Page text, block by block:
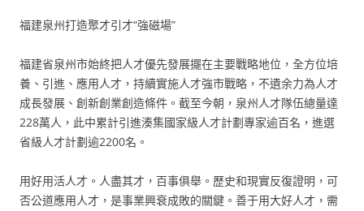
福建泉州打造聚才引才“強磁場”
福建省泉州市始終把人才優先發展擺在主要戰略地位，全方位培
養、引進、應用人才，持續實施人才強市戰略，不遺余力為人才
成長發展、創新創業創造條件。截至今朝，泉州人才隊伍總量達
228萬人，此中累計引進湊集國家級人才計劃專家逾百名，進選
省級人才計劃逾2200名。
用好用活人才。人盡其才，百事俱舉。歷史和現實反復證明，可
否公道應用人才，是事業興衰成敗的關鍵。善于用大好人才，需